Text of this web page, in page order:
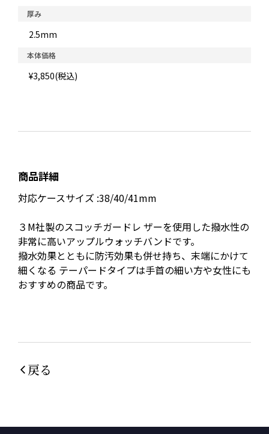
厚み
2.5mm
本体価格
¥3,850(税込)
商品詳細
対応ケースサイズ :38/40/41mm
３M社製のスコッチガードレ ザーを使用した撥水性の
非常に高いアップルウォッチバンドです。
撥水効果とともに防汚効果も併せ持ち、末端にかけて
細くなる テーパードタイプは手首の細い方や女性にも
おすすめの商品です。
戻る